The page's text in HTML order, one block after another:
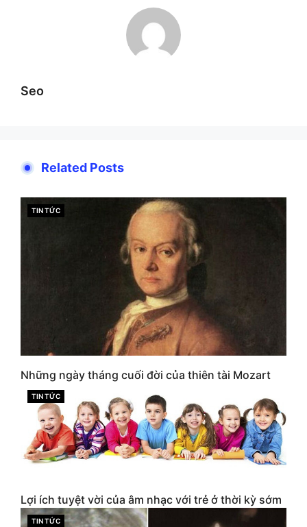
Seo
Related Posts
CATEGORIES
TIN TỨC
Những ngày tháng cuối đời của thiên tài Mozart
CATEGORIES
TIN TỨC
Lợi ích tuyệt vời của âm nhạc với trẻ ở thời kỳ sớm
CATEGORIES
TIN TỨC